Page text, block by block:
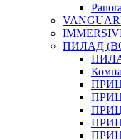
ПИЛАД